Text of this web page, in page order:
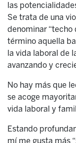
las
Se trata de una
denominar “techo
término aquella
la vida laboral de
avanzando y
No hay más que
se acoge
vida laboral y
Estando
mí me gusta más “